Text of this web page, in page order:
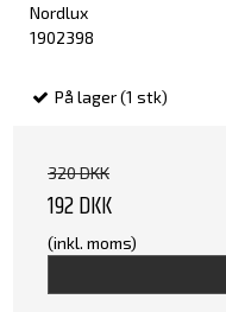
Nordlux
1902398
På lager (1 stk)
320 DKK
192 DKK
(inkl. moms)